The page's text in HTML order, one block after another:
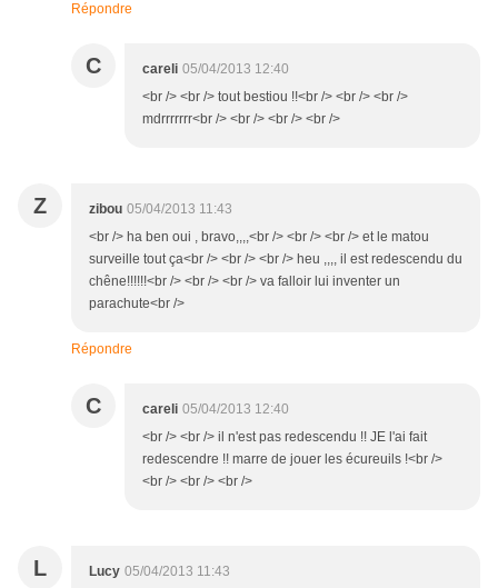
Répondre
C careli 05/04/2013 12:40
<br /> <br /> tout bestiou !!<br /> <br /> <br />
mdrrrrrrr<br /> <br /> <br /> <br />
Z zibou 05/04/2013 11:43
<br /> ha ben oui , bravo,,,,<br /> <br /> <br /> et le matou
surveille tout ça<br /> <br /> <br /> heu ,,,, il est redescendu du
chêne!!!!!!<br /> <br /> <br /> va falloir lui inventer un
parachute<br />
Répondre
C careli 05/04/2013 12:40
<br /> <br /> il n'est pas redescendu !! JE l'ai fait
redescendre !! marre de jouer les écureuils !<br />
<br /> <br /> <br />
L Lucy 05/04/2013 11:43